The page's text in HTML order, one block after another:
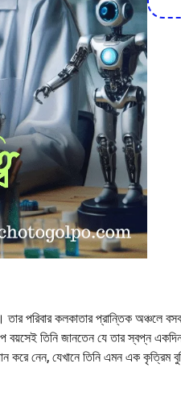
পরিবার কলকাতার প্রান্তিক অঞ্চলে
তিনি জানতেন যে তার স্বপ্ন
করে নেন, যেখানে তিনি এমন এক কৃত্রিম